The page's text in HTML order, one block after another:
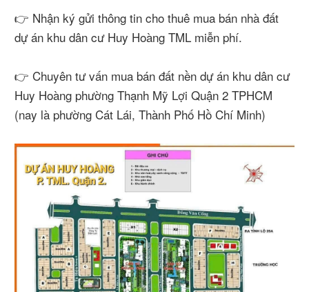
👉 Nhận ký gửi thông tin cho thuê mua bán nhà đất
dự án khu dân cư Huy Hoàng TML miễn phí.
​​​​​​​👉 Chuyên tư vấn mua bán đất nền dự án khu dân cư
Huy Hoàng phường Thạnh Mỹ Lợi Quận 2 TPHCM
(nay là phường Cát Lái, Thành Phố Hồ Chí Minh)